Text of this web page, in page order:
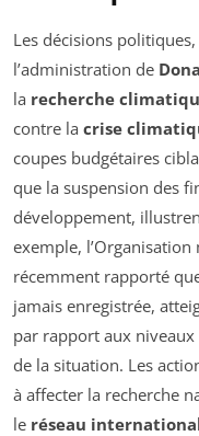
Les décisions
l’administration de
la recherche
contre la crise
coupes budgétaires
que la suspension des
développement,
exemple,
récemment rapporté
jamais enregistrée,
par rapport aux
de la situation. Les
à affecter la recherche
le réseau